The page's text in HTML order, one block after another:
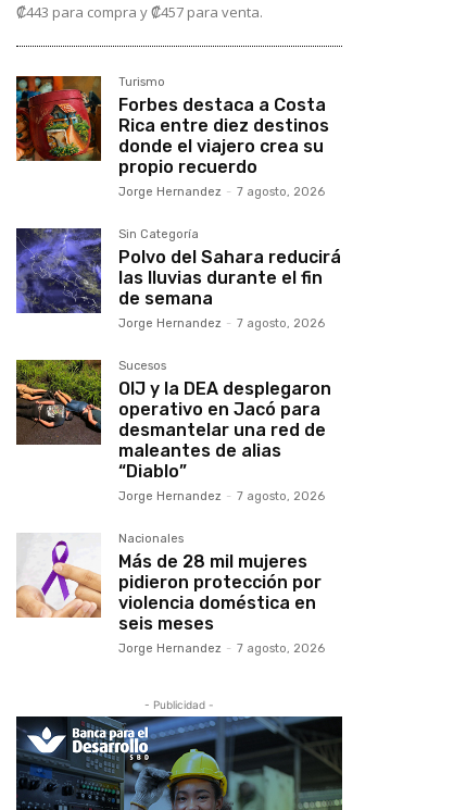
₡443 para compra y ₡457 para venta.
Turismo
Forbes destaca a Costa
Rica entre diez destinos
donde el viajero crea su
propio recuerdo
Jorge Hernandez - 7 agosto, 2026
Sin Categoría
Polvo del Sahara reducirá
las lluvias durante el fin
de semana
Jorge Hernandez - 7 agosto, 2026
Sucesos
OIJ y la DEA desplegaron
operativo en Jacó para
desmantelar una red de
maleantes de alias
“Diablo”
Jorge Hernandez - 7 agosto, 2026
Nacionales
Más de 28 mil mujeres
pidieron protección por
violencia doméstica en
seis meses
Jorge Hernandez - 7 agosto, 2026
- Publicidad -